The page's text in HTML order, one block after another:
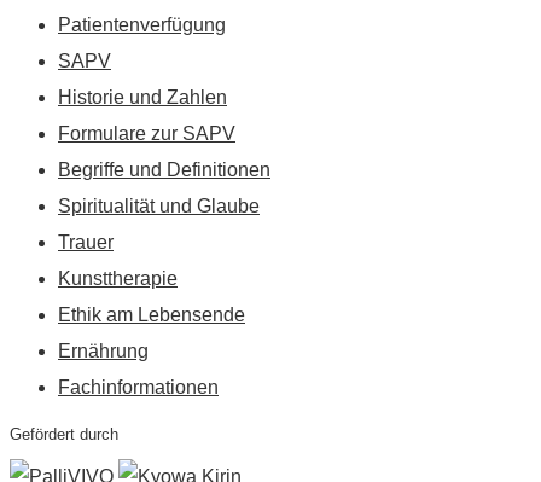
Patientenverfügung
SAPV
Historie und Zahlen
Formulare zur SAPV
Begriffe und Definitionen
Spiritualität und Glaube
Trauer
Kunsttherapie
Ethik am Lebensende
Ernährung
Fachinformationen
Gefördert durch